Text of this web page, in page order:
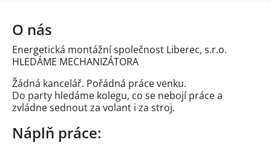
O nás
Energetická montážní společnost Liberec, s.r.o.
HLEDÁME MECHANIZÁTORA
Žádná kancelář. Pořádná práce venku.
Do party hledáme kolegu, co se nebojí práce a
zvládne sednout za volant i za stroj.
Náplň práce: